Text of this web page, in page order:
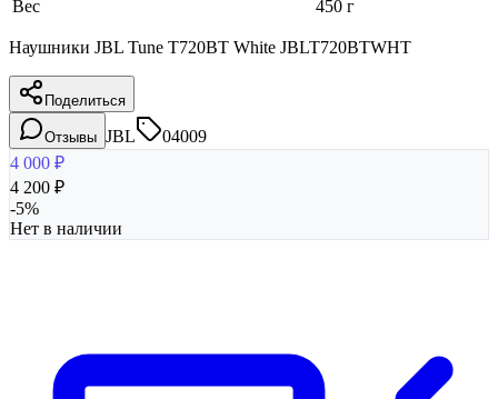
Вес
450 г
Наушники JBL Tune T720BT White JBLT720BTWHT
Поделиться
Отзывы JBL
04009
4 000 ₽
4 200 ₽
-5%
Нет в наличии